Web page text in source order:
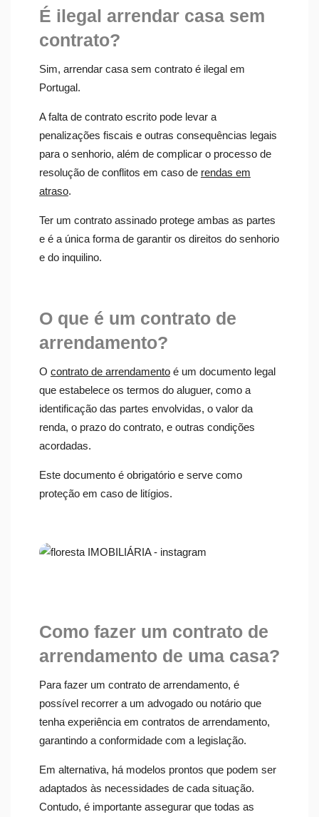
É ilegal arrendar casa sem
contrato?
Sim, arrendar casa sem contrato é ilegal em
Portugal.
A falta de contrato escrito pode levar a
penalizações fiscais e outras consequências legais
para o senhorio, além de complicar o processo de
resolução de conflitos em caso de rendas em
atraso.
Ter um contrato assinado protege ambas as partes
e é a única forma de garantir os direitos do senhorio
e do inquilino.
O que é um contrato de
arrendamento?
O contrato de arrendamento é um documento legal
que estabelece os termos do aluguer, como a
identificação das partes envolvidas, o valor da
renda, o prazo do contrato, e outras condições
acordadas.
Este documento é obrigatório e serve como
proteção em caso de litígios.
Como fazer um contrato de
arrendamento de uma casa?
Para fazer um contrato de arrendamento, é
possível recorrer a um advogado ou notário que
tenha experiência em contratos de arrendamento,
garantindo a conformidade com a legislação.
Em alternativa, há modelos prontos que podem ser
adaptados às necessidades de cada situação.
Contudo, é importante assegurar que todas as